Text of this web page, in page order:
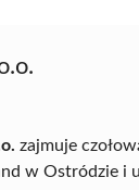
zajmuje
w Ostródzie i